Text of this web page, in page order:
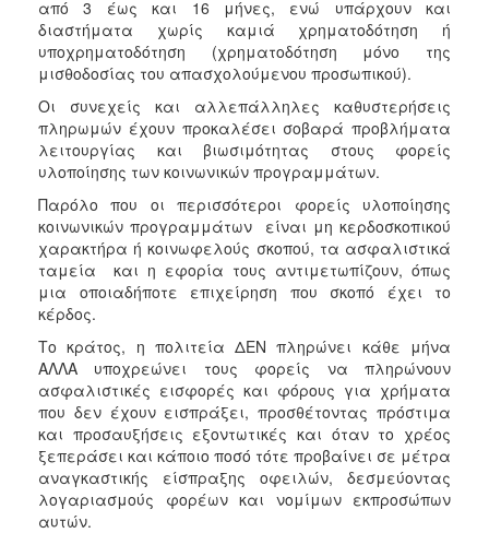
από 3 έως και 16 μήνες, ενώ υπάρχουν και
διαστήματα χωρίς καμιά χρηματοδότηση ή
υποχρηματοδότηση (χρηματοδότηση μόνο της
μισθοδοσίας του απασχολούμενου προσωπικού).
Οι συνεχείς και αλλεπάλληλες καθυστερήσεις
πληρωμών έχουν προκαλέσει σοβαρά προβλήματα
λειτουργίας και βιωσιμότητας στους φορείς
υλοποίησης των κοινωνικών προγραμμάτων.
Παρόλο που οι περισσότεροι φορείς υλοποίησης
κοινωνικών προγραμμάτων είναι μη κερδοσκοπικού
χαρακτήρα ή κοινωφελούς σκοπού, τα ασφαλιστικά
ταμεία και η εφορία τους αντιμετωπίζουν, όπως
μια οποιαδήποτε επιχείρηση που σκοπό έχει το
κέρδος.
Το κράτος, η πολιτεία ΔΕΝ πληρώνει κάθε μήνα
ΑΛΛΑ υποχρεώνει τους φορείς να πληρώνουν
ασφαλιστικές εισφορές και φόρους για χρήματα
που δεν έχουν εισπράξει, προσθέτοντας πρόστιμα
και προσαυξήσεις εξοντωτικές και όταν το χρέος
ξεπεράσει και κάποιο ποσό τότε προβαίνει σε μέτρα
αναγκαστικής είσπραξης οφειλών, δεσμεύοντας
λογαριασμούς φορέων και νομίμων εκπροσώπων
αυτών.